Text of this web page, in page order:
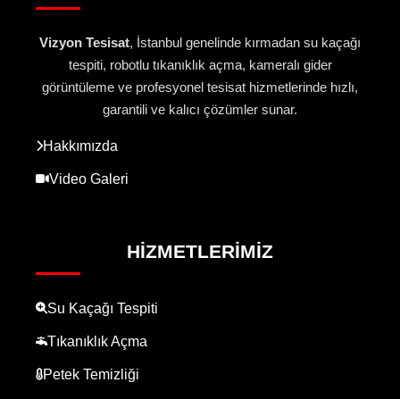
Vizyon Tesisat, İstanbul genelinde kırmadan su kaçağı
tespiti, robotlu tıkanıklık açma, kameralı gider
görüntüleme ve profesyonel tesisat hizmetlerinde hızlı,
garantili ve kalıcı çözümler sunar.
Hakkımızda
Video Galeri
HIZMETLERIMIZ
Su Kaçağı Tespiti
Tıkanıklık Açma
Petek Temizliği